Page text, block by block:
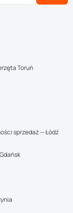
Toruń
sprzedaż — Łódź